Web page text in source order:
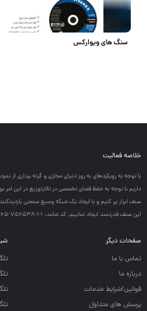
سیم چین ۶‌و ۷ اینچ واتا
خلاصه فعالیت
با توجه به رويكردهاي به روز دنياي مجازي و گرته برداري از
داريم با توجه به حفظ فضاي تخصصي در تالارتوزيع در اين امر
صنف ابزار پر كنيم و با ايجاد يك شبكه وسيع صنعتي
اين صنف قدرتمند ايجاد نماييم. کد شامد: 1-1-756538-65-0-2
صفحات دیگر
تماس با ما
درباره ما
قوانین/شرایط خدمات
پرسش های متداول